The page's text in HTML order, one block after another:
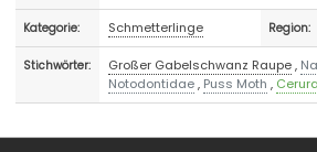
Kategorie: Schmetterlinge Region:
Stichwörter: Großer Gabelschwanz Raupe,
Notodontidae, Puss Moth ,